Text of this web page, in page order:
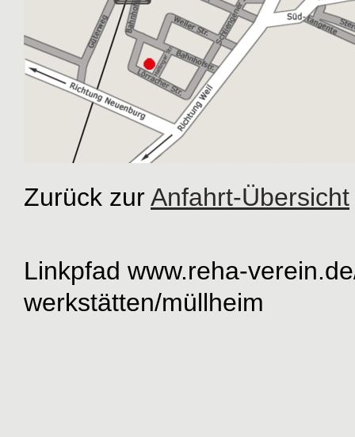
Zurück zurAnfahrt-Übersicht
Linkpfad www.reha-
werkstätten/müllheim